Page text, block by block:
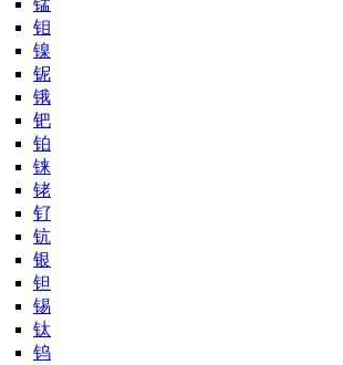
锰
钼
镍
铌
锇
钯
铂
铼
铑
钌
钪
银
钽
锡
钛
钨